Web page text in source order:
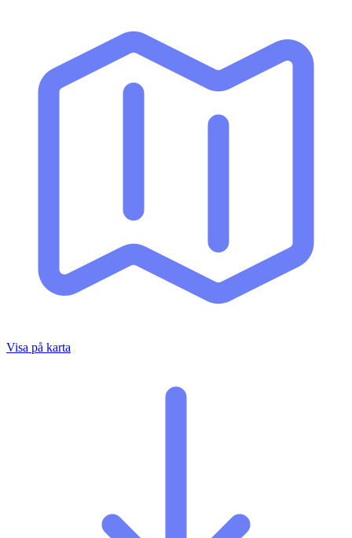
Visa på karta